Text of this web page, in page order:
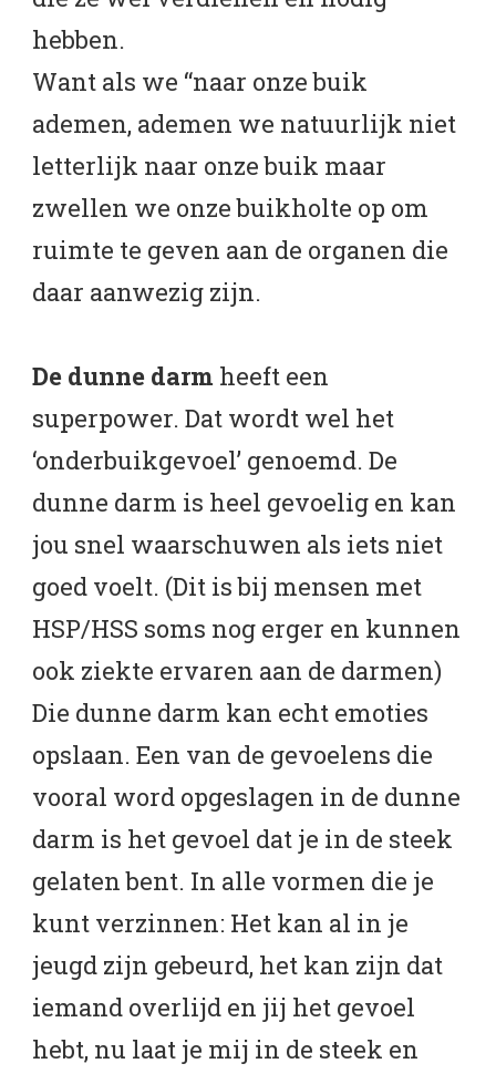
hebben.
Want als we “naar onze buik
ademen, ademen we natuurlijk niet
letterlijk naar onze buik maar
zwellen we onze buikholte op om
ruimte te geven aan de organen die
daar aanwezig zijn.
De dunne darm heeft een
superpower. Dat wordt wel het
‘onderbuikgevoel’ genoemd. De
dunne darm is heel gevoelig en kan
jou snel waarschuwen als iets niet
goed voelt. (Dit is bij mensen met
HSP/HSS soms nog erger en kunnen
ook ziekte ervaren aan de darmen)
Die dunne darm kan echt emoties
opslaan. Een van de gevoelens die
vooral word opgeslagen in de dunne
darm is het gevoel dat je in de steek
gelaten bent. In alle vormen die je
kunt verzinnen: Het kan al in je
jeugd zijn gebeurd, het kan zijn dat
iemand overlijd en jij het gevoel
hebt, nu laat je mij in de steek en